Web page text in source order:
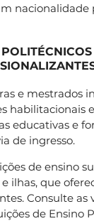
nacionalidade
e mestrados
habilitacionais
educativas e
de ingresso.
de ensino
ilhas, que
Consulte as
de Ensino